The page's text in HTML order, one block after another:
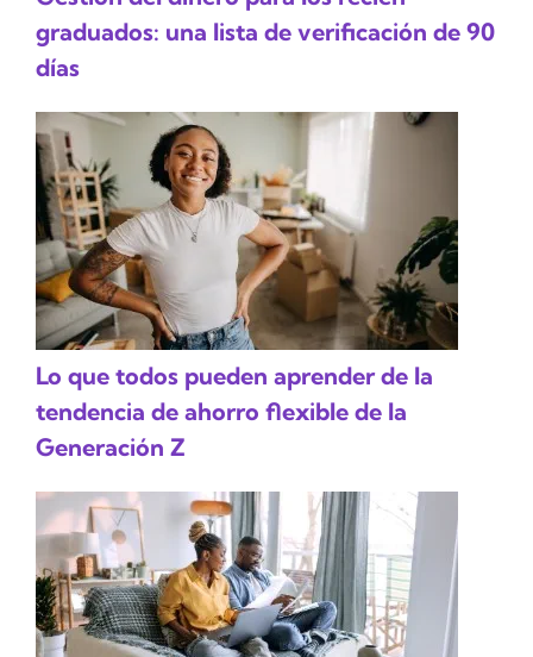
graduados: una lista de verificación de 90
días
Lo que todos pueden aprender de la
tendencia de ahorro flexible de la
Generación Z